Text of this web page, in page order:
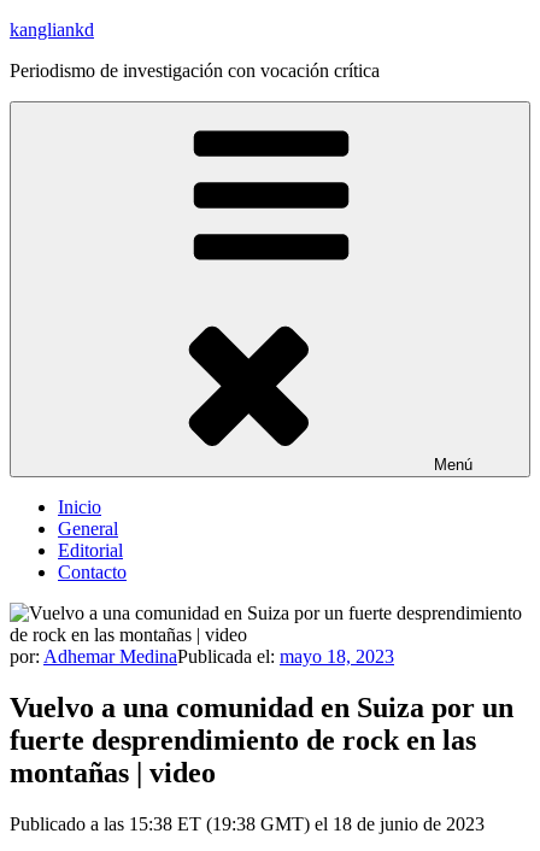
Saltar
contenido
kangliankd
Periodismo de investigación con vocación crítica
Menú
Inicio
General
Editorial
Contacto
por: Adhemar MedinaPublicada el: mayo 18, 2023
Vuelvo a una comunidad en Suiza por un
fuerte desprendimiento de rock en las
montañas | video
Publicado a las 15:38 ET (19:38 GMT) el 18 de junio de 2023